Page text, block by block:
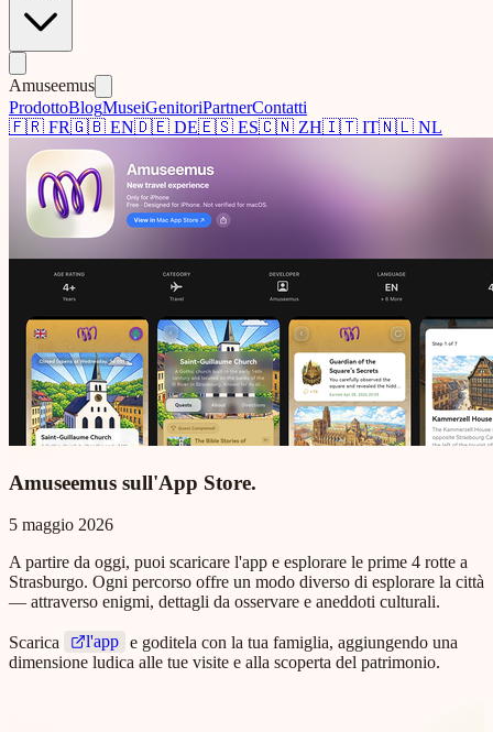
Amuseemus
ProdottoBlogMuseiGenitoriPartnerContatti
🇫🇷 FR🇬🇧 EN🇩🇪 DE🇪🇸 ES🇨🇳 ZH🇮🇹 IT🇳🇱 NL
Amuseemus sull'App Store.
5 maggio 2026
A partire da oggi, puoi scaricare l'app e esplorare le prime 4 rotte a
Strasburgo. Ogni percorso offre un modo diverso di esplorare la città
— attraverso enigmi, dettagli da osservare e aneddoti culturali.
Scarica l'app e goditela con la tua famiglia, aggiungendo una
dimensione ludica alle tue visite e alla scoperta del patrimonio.